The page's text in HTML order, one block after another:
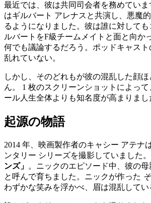
最近では、彼は共同司会者を務めていま
はギルバート アレナスと共演し、悪魔
るようになりました。彼は誰に対して
ルバートをF級チームメイトと面と向か
何でも議論するだろう。ポッドキャス
乱れていない。
しかし、そのどれもが彼の混乱した顔
ん。 1 枚のスクリーンショットによっ
ール人生全体よりも知名度が高まりまし
起源の物語
2014 年、映画製作者のキャシー アテナ
ンタリー シリーズを撮影していました。
ンズ」 。ニックのエピソード中、彼の母
と呼んで育ちました。ニックが作った
わずかな笑みを浮かべ、眉は混乱してい